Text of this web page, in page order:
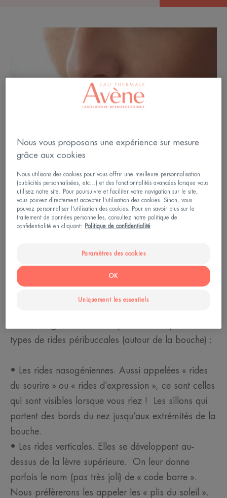
Les trois types de rides de la
types de rides péribuccales (autour de la bouche) :
• Les rides nasogéniennes. Aussi appelées « rides
du sourire » ou « rides d’expression », ce sont celles
qui sont visibles lorsque vous riez ! Les sillons qui
partent des bords du nez jusqu’aux extrémités de la
bouche.
• Les rides verticales. Elles se développent au-
dessus de la lèvre supérieure. On leur donne
parfois le nom (pas très joli) de « code barre ».
Nous préfèrerons les appeler les « plis du soleil ».
Nous vous proposons une expérience sur mesure
grâce aux cookies
Nous utilisons des cookies pour vous offrir une meilleure personnalisation
(publicités personnalisées, etc...) et des fonctionnalités avancées lorsque vous
utilisez notre site. Pour poursuivre et faciliter votre navigation sur le site,
vous pouvez directement accepter l'utilisation des cookies. Sinon, vous
pouvez personnaliser l'utilisation des cookies. Pour en savoir plus sur le
traitement de données personnelles, consultez notre politique de
confidentialité en cliquant:
Politique de confidentialité
Paramètres des cookies
Uniquement les essentiels
OK